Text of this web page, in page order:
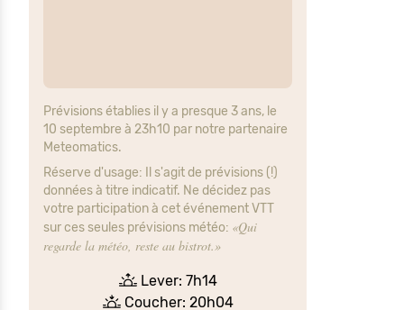
Prévisions établies il y a presque 3 ans, le
10 septembre à 23h10 par notre partenaire
Meteomatics.
Réserve d'usage: Il s'agit de prévisions (!)
données à titre indicatif. Ne décidez pas
votre participation à cet événement VTT
sur ces seules prévisions météo: «Qui
regarde la météo, reste au bistrot.»
Lever: 7h14
Coucher: 20h04